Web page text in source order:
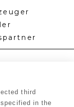
third
in the